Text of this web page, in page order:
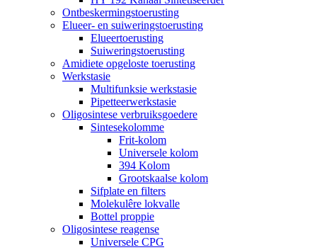
Ontbeskermingstoerusting
Elueer- en suiweringstoerusting
Elueertoerusting
Suiweringstoerusting
Amidiete opgeloste toerusting
Werkstasie
Multifunksie werkstasie
Pipetteerwerkstasie
Oligosintese verbruiksgoedere
Sintesekolomme
Frit-kolom
Universele kolom
394 Kolom
Grootskaalse kolom
Sifplate en filters
Molekulêre lokvalle
Bottel proppie
Oligosintese reagense
Universele CPG